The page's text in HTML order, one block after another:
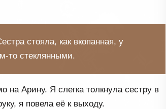
стояла, как вкопанная, у
то стеклянными.
Арину. Я слегка толкнула сестру в
я повела её к выходу.